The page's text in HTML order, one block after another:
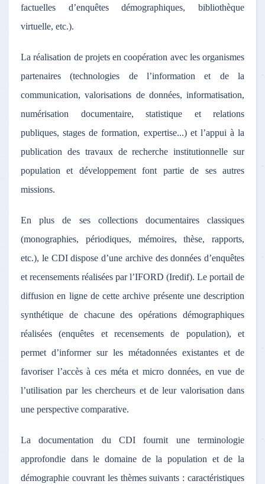
factuelles d’enquêtes démographiques, bibliothèque
virtuelle, etc.).
La réalisation de projets en coopération avec les organismes
partenaires (technologies de l’information et de la
communication, valorisations de données, informatisation,
numérisation documentaire, statistique et relations
publiques, stages de formation, expertise...) et l’appui à la
publication des travaux de recherche institutionnelle sur
population et développement font partie de ses autres
missions.
En plus de ses collections documentaires classiques
(monographies, périodiques, mémoires, thèse, rapports,
etc.), le CDI dispose d’une archive des données d’enquêtes
et recensements réalisées par l’IFORD (Iredif). Le portail de
diffusion en ligne de cette archive présente une description
synthétique de chacune des opérations démographiques
réalisées (enquêtes et recensements de population), et
permet d’informer sur les métadonnées existantes et de
favoriser l’accès à ces méta et micro données, en vue de
l’utilisation par les chercheurs et de leur valorisation dans
une perspective comparative.
La documentation du CDI fournit une terminologie
approfondie dans le domaine de la population et de la
démographie couvrant les thèmes suivants : caractéristiques